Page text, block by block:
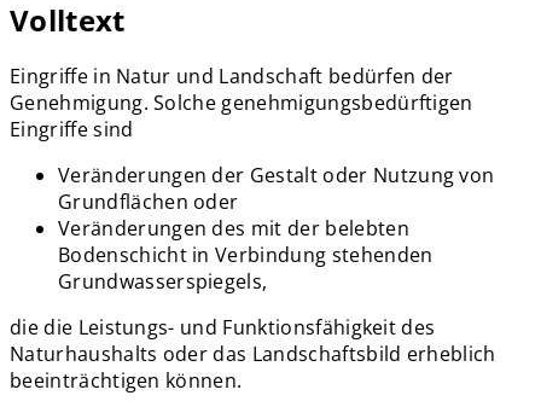
Volltext
Eingriffe in Natur und Landschaft bedürfen der
Genehmigung. Solche genehmigungsbedürftigen
Eingriffe sind
Veränderungen der Gestalt oder Nutzung von
Grundflächen oder
Veränderungen des mit der belebten
Bodenschicht in Verbindung stehenden
Grundwasserspiegels,
die die Leistungs- und Funktionsfähigkeit des
Naturhaushalts oder das Landschaftsbild erheblich
beeinträchtigen können.